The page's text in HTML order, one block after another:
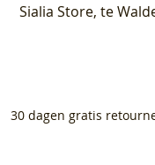
Sialia Store, te
30 dagen gratis